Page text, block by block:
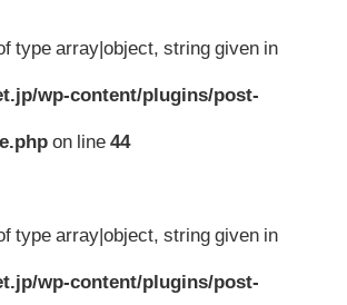
type array|object, string given in
wp-content/plugins/post-
on line44
type array|object, string given in
wp-content/plugins/post-